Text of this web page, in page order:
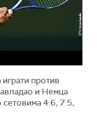
против
и Немца
4:6, 7:5,